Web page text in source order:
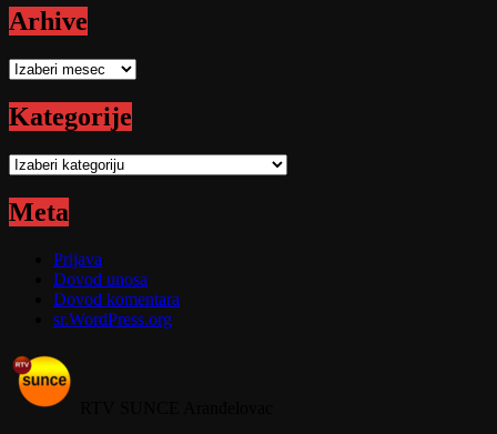
Arhive
Arhive
Kategorije
Kategorije
Meta
Prijava
Dovod unosa
Dovod komentara
sr.WordPress.org